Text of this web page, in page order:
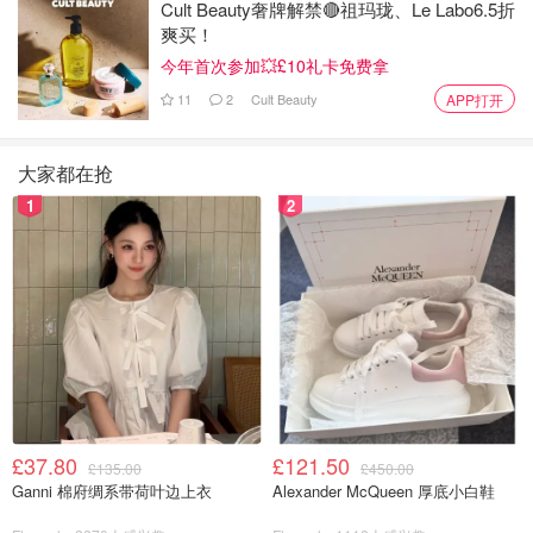
添加额外不必要的香料，非常的喜欢这个味道。
上脸的第一感觉——滋润！太润了，虽然Creamy但是并不
会感觉厚重或者油腻，擦开后水当当的，瞬间皮肤喝了好多
水。
更惊艳的是第二天早上洗过脸之后，在什么都没有擦的情况
Cult Beauty奢牌解禁🔴祖玛珑、Le Labo6.5折
爽买！
今年首次参加💥£10礼卡免费拿
11 2 Cult Beauty APP打开
大家都在抢
1
£37.80 £135.00
Ganni 棉府绸系带荷叶边上衣
2
£121.50 £450.00
Alexander McQueen 厚底小白鞋